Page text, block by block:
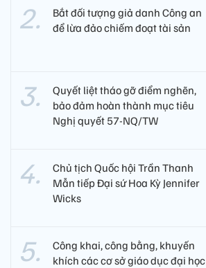
Bắt đối tượng giả danh Công an
để lừa đảo chiếm đoạt tài sản
Quyết liệt tháo gỡ điểm nghẽn,
bảo đảm hoàn thành mục tiêu
Nghị quyết 57-NQ/TW
Chủ tịch Quốc hội Trần Thanh
Mẫn tiếp Đại sứ Hoa Kỳ Jennifer
Wicks
Công khai, công bằng, khuyến
khích các cơ sở giáo dục đại học